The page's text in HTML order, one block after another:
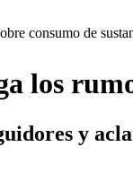
consumo de
los
y